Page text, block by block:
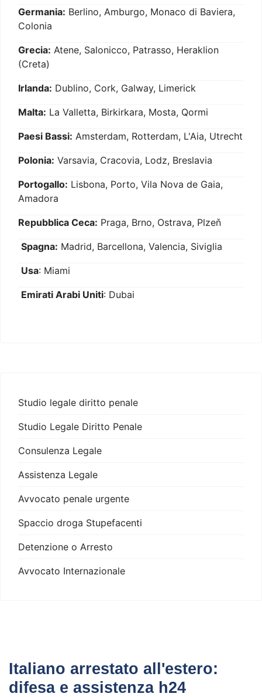
Germania: Berlino, Amburgo, Monaco di Baviera,
Colonia
Grecia: Atene, Salonicco, Patrasso, Heraklion
(Creta)
Irlanda: Dublino, Cork, Galway, Limerick
Malta: La Valletta, Birkirkara, Mosta, Qormi
Paesi Bassi: Amsterdam, Rotterdam, L'Aia, Utrecht
Polonia: Varsavia, Cracovia, Lodz, Breslavia
Portogallo: Lisbona, Porto, Vila Nova de Gaia,
Amadora
Repubblica Ceca: Praga, Brno, Ostrava, Plzeň
Spagna: Madrid, Barcellona, Valencia, Siviglia
Usa: Miami
Emirati Arabi Uniti: Dubai
Studio legale diritto penale
Studio Legale Diritto Penale
Consulenza Legale
Assistenza Legale
Avvocato penale urgente
Spaccio droga Stupefacenti
Detenzione o Arresto
Avvocato Internazionale
Italiano arrestato all'estero:
difesa e assistenza h24